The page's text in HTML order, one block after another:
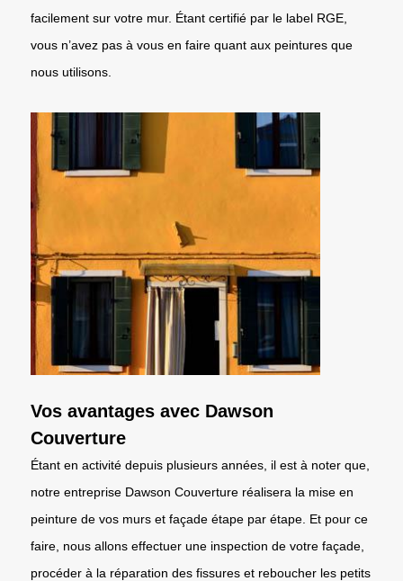
facilement sur votre mur. Étant certifié par le label RGE,
vous n’avez pas à vous en faire quant aux peintures que
nous utilisons.
Vos avantages avec Dawson
Couverture
Étant en activité depuis plusieurs années, il est à noter que,
notre entreprise Dawson Couverture réalisera la mise en
peinture de vos murs et façade étape par étape. Et pour ce
faire, nous allons effectuer une inspection de votre façade,
procéder à la réparation des fissures et reboucher les petits